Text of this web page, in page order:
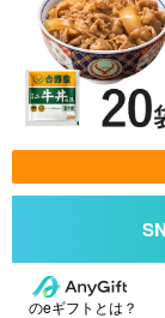
のeギフトとは？